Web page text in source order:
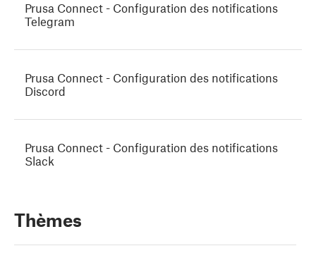
Prusa Connect - Configuration des notifications
Telegram
Prusa Connect - Configuration des notifications
Discord
Prusa Connect - Configuration des notifications
Slack
Thèmes